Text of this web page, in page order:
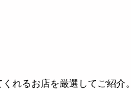
れるお店を厳選してご紹介。